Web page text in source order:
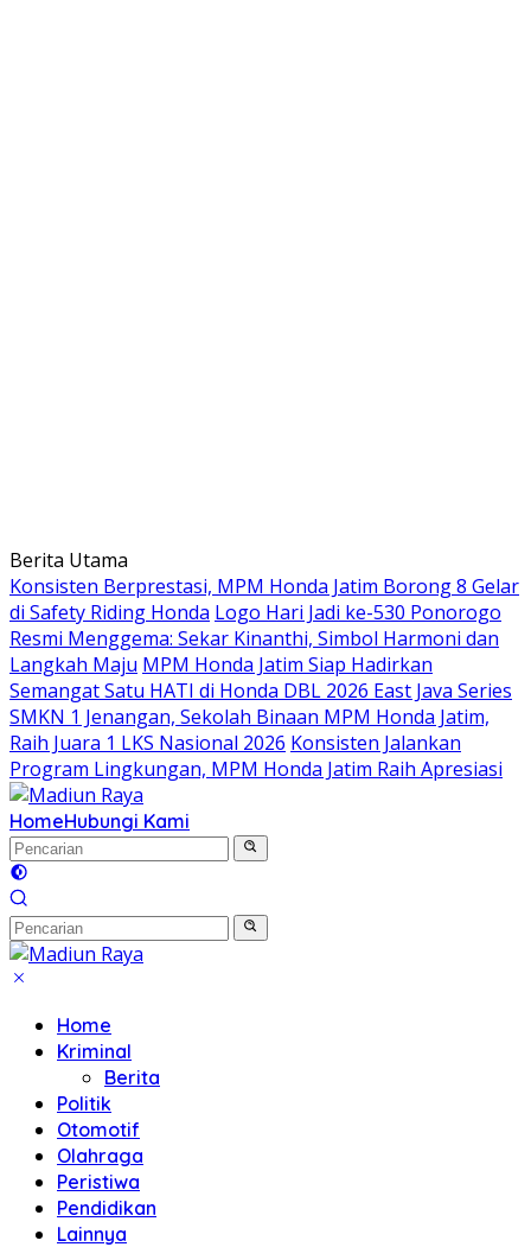
Langsung
ke
konten
Berita Utama
Konsisten Berprestasi, MPM Honda Jatim Borong 8 Gelar
di Safety Riding Honda Logo Hari Jadi ke-530 Ponorogo
Resmi Menggema: Sekar Kinanthi, Simbol Harmoni dan
Langkah Maju MPM Honda Jatim Siap Hadirkan
Semangat Satu HATI di Honda DBL 2026 East Java Series
SMKN 1 Jenangan, Sekolah Binaan MPM Honda Jatim,
Raih Juara 1 LKS Nasional 2026 Konsisten Jalankan
Program Lingkungan, MPM Honda Jatim Raih Apresiasi
HomeHubungi Kami
Home
Kriminal
Berita
Politik
Otomotif
Olahraga
Peristiwa
Pendidikan
Lainnya